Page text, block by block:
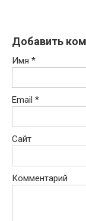
Добавить
Имя *
Email *
Сайт
Комментарий